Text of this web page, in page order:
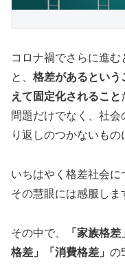
コロナ禍でさらに進
と、 格差があるという
えて固定化されること
問題だけでなく、社
り返しのつかないもの
いちはやく格差社会に
その慧眼には感服しま
その中で、
「家族格
格差」「消費格差」 の